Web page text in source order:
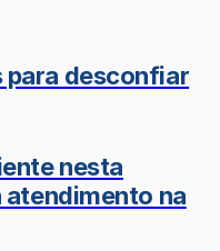
desconfiar
nesta
na